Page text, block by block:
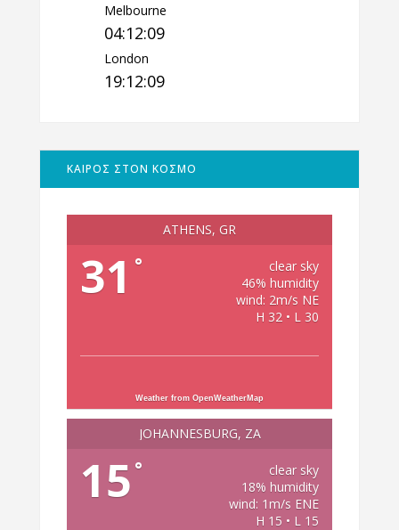
Melbourne
04:12:10
London
19:12:10
ΚΑΙΡΟΣ ΣΤΟΝ ΚΟΣΜΟ
ATHENS, GR
31 °
clear sky
46% humidity
wind: 2m/s NE
H 32 • L 30
Weather from OpenWeatherMap
JOHANNESBURG, ZA
15 °
clear sky
18% humidity
wind: 1m/s ENE
H 15 • L 15